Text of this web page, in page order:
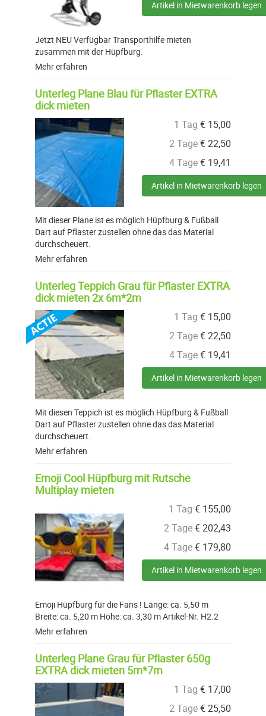
Artikel in Mietwarenkorb legen
Jetzt NEU Verfügbar Transporthilfe mieten
zusammen mit der Hüpfburg.
Mehr erfahren
Unterleg Plane Blau für Pflaster EXTRA
dick mieten
1 Tag € 15,00
2 Tage€22,50
4 Tage€ 19,41
Artikel in Mietwarenkorb legen
Mit dieser Plane ist es möglich Hüpfburg & Fußball
Dart auf Pflaster zustellen ohne das das Material
durchscheuert.
Mehr erfahren
Unterleg Teppich Grau für Pflaster EXTRA
dick mieten 2x 6m*2m
1 Tag € 15,00
2 Tage€22,50
4 Tage€ 19,41
Artikel in Mietwarenkorb legen
Mit diesen Teppich ist es möglich Hüpfburg & Fußball
Dart auf Pflaster zustellen ohne das das Material
durchscheuert.
Mehr erfahren
Emoji Cool Hüpfburg mit Rutsche
Multiplay mieten
1 Tag € 155,00
2 Tage€202,43
4 Tage€ 179,80
Artikel in Mietwarenkorb legen
Emoji Hüpfburg für die Fans ! Länge: ca. 5,50 m
Breite: ca. 5,20 m Höhe: ca. 3,30 m Artikel-Nr. H2.2
Mehr erfahren
Unterleg Plane Grau für Pflaster 650g
EXTRA dick mieten 5m*7m
1 Tag € 17,00
2 Tage€25,50